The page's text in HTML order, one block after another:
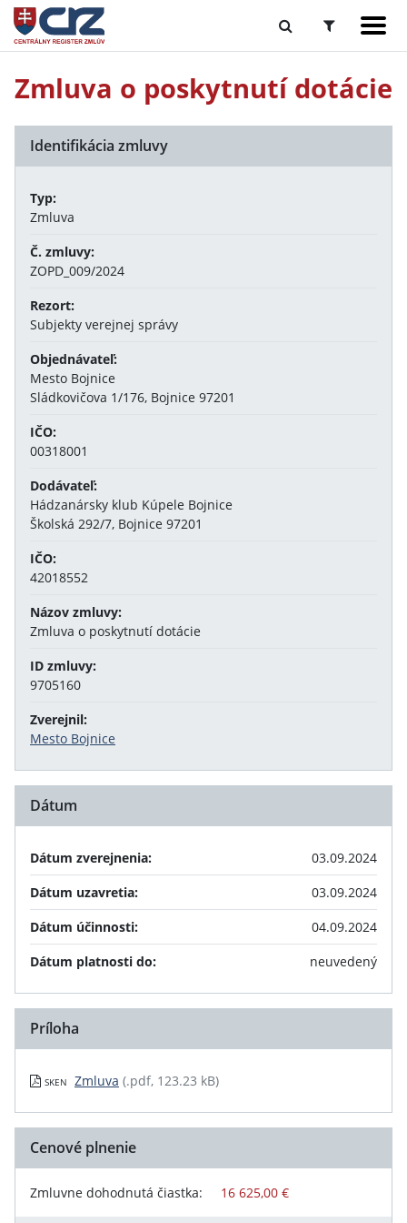
Zmluva o poskytnutí dotácie
Identifikácia zmluvy
Typ:
Zmluva
Č. zmluvy:
ZOPD_009/2024
Rezort:
Subjekty verejnej správy
Objednávateľ:
Mesto Bojnice
Sládkovičova 1/176, Bojnice 97201
IČO:
00318001
Dodávateľ:
Hádzanársky klub Kúpele Bojnice
Školská 292/7, Bojnice 97201
IČO:
42018552
Názov zmluvy:
Zmluva o poskytnutí dotácie
ID zmluvy:
9705160
Zverejnil:
Mesto Bojnice
Dátum
Dátum zverejnenia:
03.09.2024
Dátum uzavretia:
03.09.2024
Dátum účinnosti:
04.09.2024
Dátum platnosti do:
neuvedený
Príloha
SKEN Zmluva (.pdf, 123.23 kB)
Cenové plnenie
Zmluvne dohodnutá čiastka: 16 625,00 €